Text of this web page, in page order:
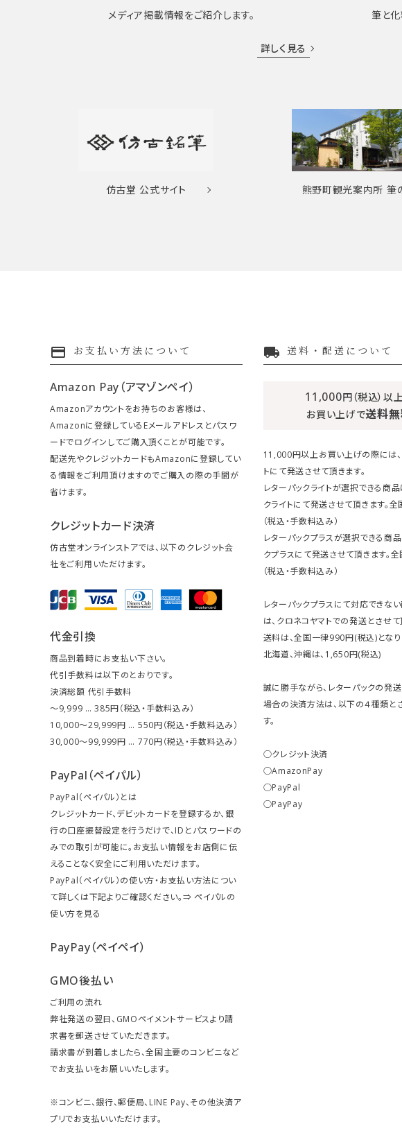
メディア掲載情報をご紹介します。
詳しく見る
筆と
仿古堂 公式サイト 熊野町観光案内所 筆
payment お支払い方法について
Amazon Pay（アマゾンペイ）
Amazonアカウントをお持ちのお客様は、
Amazonに登録しているEメールアドレスとパスワ
ードでログインしてご購入頂くことが可能です。
配送先やクレジットカードもAmazonに登録してい
る情報をご利用頂けますのでご購入の際の手間が
省けます。
クレジットカード決済
仿古堂オンラインストアでは、以下のクレジット会
社をご利用いただけます。
代金引換
商品到着時にお支払い下さい。
代引手数料は以下のとおりです。
決済総額 代引手数料
～9,999 … 385円（税込・手数料込み）
10,000～29,999円 … 550円（税込・手数料込み）
30,000～99,999円 … 770円（税込・手数料込み）
PayPal（ペイパル）
PayPal（ペイパル）とは
クレジットカード、デビットカードを登録するか、銀
行の口座振替設定を行うだけで、IDとパスワードの
みでの取引が可能に。お支払い情報をお店側に伝
えることなく安全にご利用いただけます。
PayPal（ペイパル）の使い方・お支払い方法につい
て詳しくは下記よりご確認ください。⇒ ペイパルの
使い方を見る
PayPay（ペイペイ）
GMO後払い
ご利用の流れ
弊社発送の翌日、GMOペイメントサービスより請
求書を郵送させていただきます。
請求書が到着しましたら、全国主要のコンビニなど
でお支払いをお願いいたします。
※コンビニ、銀行、郵便局、LINE Pay、その他決済ア
プリでお支払いいただけます。
local_shipping 送料・配送について
11,000円（税込）以
お買い上げで送料
11,000円以上お買い上げの際には
トにて発送させて頂きます。
レターパックライトが選択できる商品
クライトにて発送させて頂きます。
（税込・手数料込み）
レターパックプラスが選択できる商品
クプラスにて発送させて頂きます。
（税込・手数料込み）
レターパックプラスにて対応できな
は、クロネコヤマトでの発送とさせて
送料は、全国一律990円(税込)となり
北海道、沖縄は、1,650円(税込)
誠に勝手ながら、レターパックの発
場合の決済方法は、以下の４種類と
す。
○クレジット決済
○AmazonPay
○PayPal
○PayPay